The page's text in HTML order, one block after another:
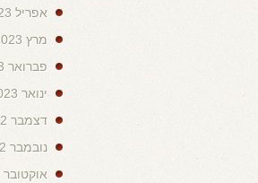
אפריל 2023
מרץ 2023
פברואר 2023
ינואר 2023
דצמבר 2022
נובמבר 2022
אוקטובר 2022